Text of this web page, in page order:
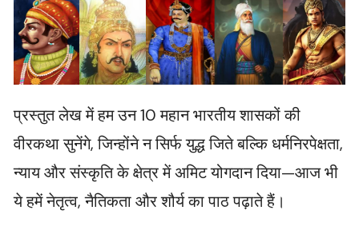
प्रस्तुत लेख में हम उन 10 महान भारतीय शासकों की
वीरकथा सुनेंगे, जिन्होंने न सिर्फ युद्ध जिते बल्कि धर्मनिरपेक्षता,
न्याय और संस्कृति के क्षेत्र में अमिट योगदान दिया—आज भी
ये हमें नेतृत्व, नैतिकता और शौर्य का पाठ पढ़ाते हैं।